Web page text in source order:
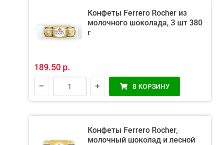
Конфеты Ferrero Rocher из
молочного шоколада, 3 шт 380
г
189.50 р.
В КОРЗИНУ
Конфеты Ferrero Rocher,
молочный шоколад и лесной